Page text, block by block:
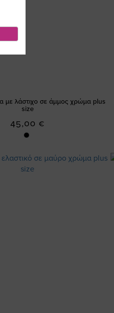
με λάστιχο σε άμμος χρώμα plus
size
45,00 €